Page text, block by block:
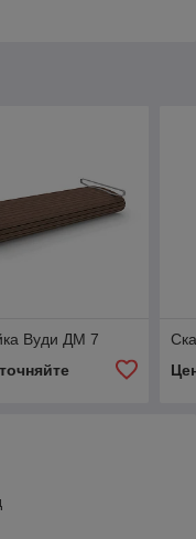
Вуди ДМ 7